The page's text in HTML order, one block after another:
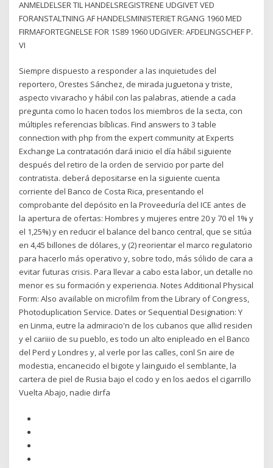
ANMELDELSER TIL HANDELSREGISTRENE UDGIVET VED
FORANSTALTNING AF HANDELSMINISTERIET RGANG 1960 MED
FIRMAFORTEGNELSE FOR 1S89 1960 UDGIVER: AFDELINGSCHEF P.
VI
Siempre dispuesto a responder a las inquietudes del
reportero, Orestes Sánchez, de mirada juguetona y triste,
aspecto vivaracho y hábil con las palabras, atiende a cada
pregunta como lo hacen todos los miembros de la secta, con
múltiples referencias bíblicas. Find answers to 3 table
connection with php from the expert community at Experts
Exchange La contratación dará inicio el día hábil siguiente
después del retiro de la orden de servicio por parte del
contratista. deberá depositarse en la siguiente cuenta
corriente del Banco de Costa Rica, presentando el
comprobante del depósito en la Proveeduría del ICE antes de
la apertura de ofertas: Hombres y mujeres entre 20 y 70 el 1% y
el 1,25%) y en reducir el balance del banco central, que se sitúa
en 4,45 billones de dólares, y (2) reorientar el marco regulatorio
para hacerlo más operativo y, sobre todo, más sólido de cara a
evitar futuras crisis. Para llevar a cabo esta labor, un detalle no
menor es su formación y experiencia. Notes Additional Physical
Form: Also available on microfilm from the Library of Congress,
Photoduplication Service. Dates or Sequential Designation: Y
en Linma, eutre la admiracio'n de los cubanos que allid residen
y el cariiio de su pueblo, es todo un alto enipleado en el Banco
del Perd y Londres y, al verle por las calles, conl Sn aire de
modestia, encanecido el bigote y lainguido el semblante, la
cartera de piel de Rusia bajo el codo y en los aedos el cigarrillo
Vuelta Abajo, nadie dirfa